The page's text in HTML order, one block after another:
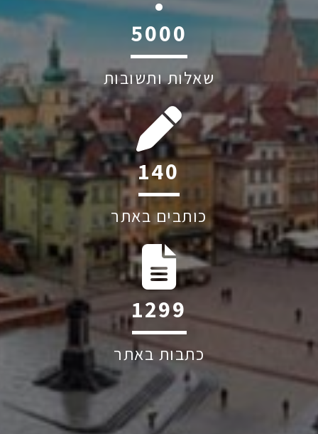
6045
שאלות ותשובות
208
כותבים באתר
1939
כתבות באתר